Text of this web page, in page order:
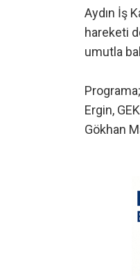
Aydın İş
hareketi
umutla
Ergin,
Gökhan